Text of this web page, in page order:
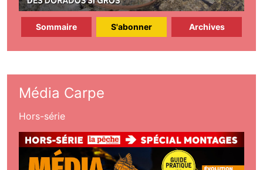
Sommaire S'abonner Archives
Média Carpe
Hors-série